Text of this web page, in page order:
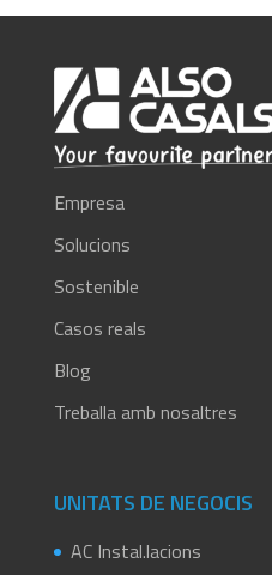
Empresa
Solucions
Sostenible
Casos reals
Blog
Treballa amb nosaltres
UNITATS DE NEGOCIS
AC Instal.lacions